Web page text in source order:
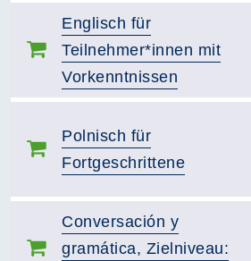
Englisch für
Teilnehmer*innen mit
Vorkenntnissen
Polnisch für
Fortgeschrittene
Conversación y
gramática, Zielniveau: